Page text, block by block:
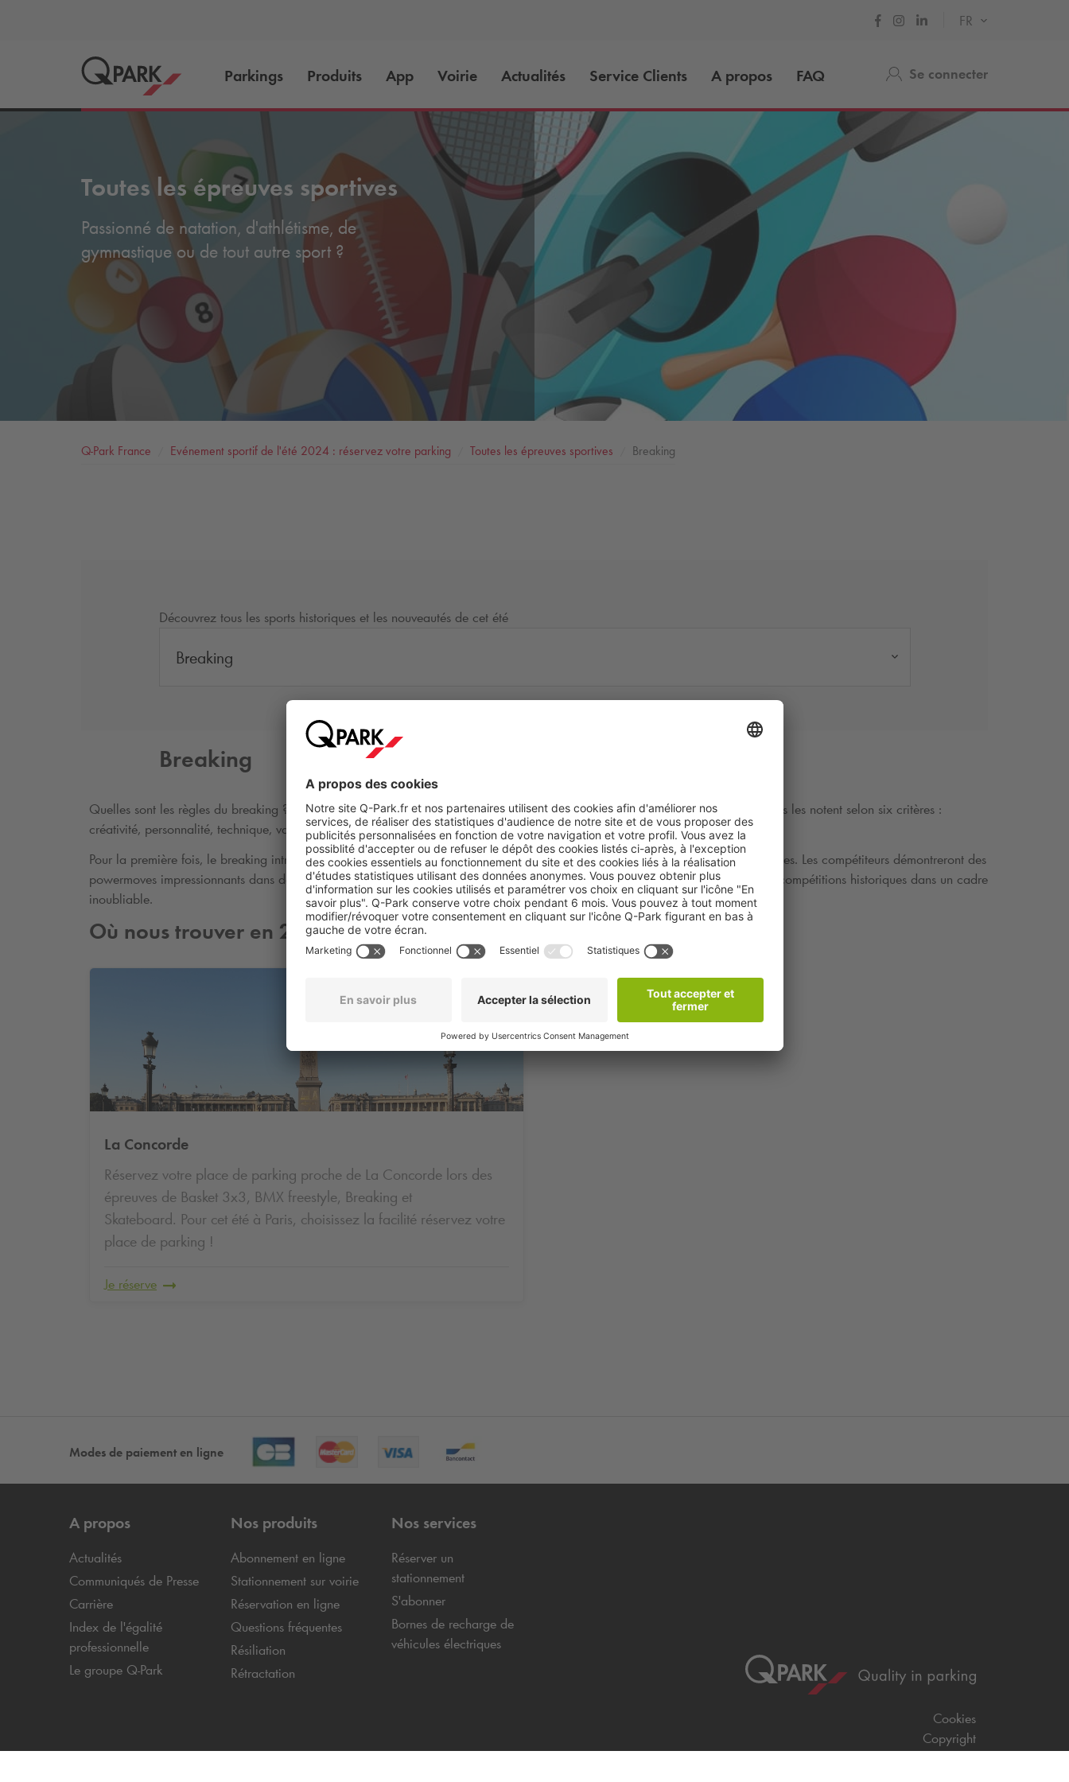
FR
Parkings Produits App Voirie Actualités Service Clients A propos FAQ Se connecter
Toutes les épreuves sportives
Passionné de natation, d'athlétisme, de
gymnastique ou de tout autre sport ?
Q-Park France Evénement sportif de l'été 2024 : réservez votre parking Toutes les épreuves sportives Breaking
Découvrez tous les sports historiques et les nouveautés de cet été
Breaking
Breaking
Quelles sont les règles du breaking ? Deux breakers s'affrontent en duel. L'un performe, puis son adversaire lui répond. Cinq juges les notent selon six critères :
créativité, personnalité, technique, variété, performance et musicalité.
Pour la première fois, le breaking introduira deux épreuves spectaculaires, une masculine et une féminine, au Château de Versailles. Les compétiteurs démontreront des
powermoves impressionnants dans des battles 1-vs-1. Envisagez de réserver votre stationnement avecQ-Parkpour assister à ces compétitions historiques dans un cadre
inoubliable.
Où nous trouver en 2024
La Concorde
Réservez votre place de parking proche de La Concorde lors des
épreuves de Basket 3x3, BMX freestyle, Breaking et
Skateboard. Pour cet été à Paris, choisissez la facilité réservez votre
place de parking !
Je réserve
Modes de paiement en ligne
A propos
Actualités
Communiqués de Presse
Carrière
Index de l'égalité
professionnelle
Le groupe Q-Park
Nos produits
Abonnement en ligne
Stationnement sur voirie
Réservation en ligne
Questions fréquentes
Résiliation
Rétractation
Nos services
Réserver un
stationnement
S'abonner
Bornes de recharge de
véhicules électriques
Cookies
Copyright